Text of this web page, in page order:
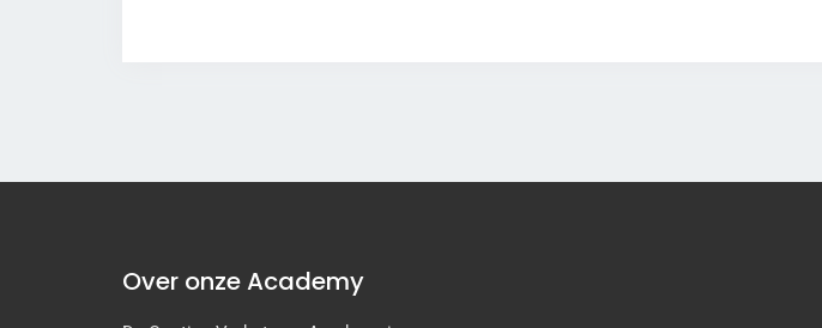
Over onze Academy